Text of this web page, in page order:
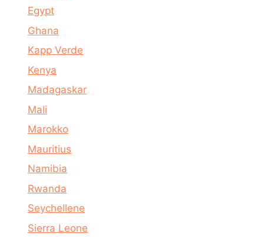
Egypt
Ghana
Kapp Verde
Kenya
Madagaskar
Mali
Marokko
Mauritius
Namibia
Rwanda
Seychellene
Sierra Leone